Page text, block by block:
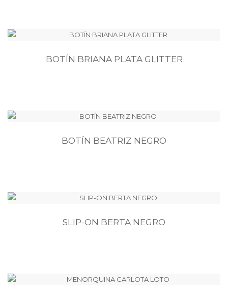
BOTÍN BRIANA PLATA GLITTER
BOTÍN BEATRIZ NEGRO
SLIP-ON BERTA NEGRO